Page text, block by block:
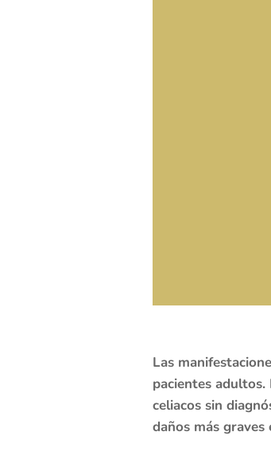
Las
pacientes
celiacos sin
daños más